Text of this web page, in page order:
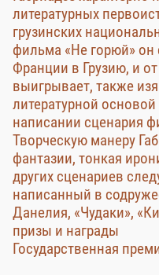
литературных
грузинских
фильма «Не горюй» он
Франции в Грузию, и
выигрывает, также
литературной
написании сценария
Творческую манеру
фантазии, тонкая
других сценариев
написанный в
Данелия, «Чудаки»,
призы и награды
Государственная